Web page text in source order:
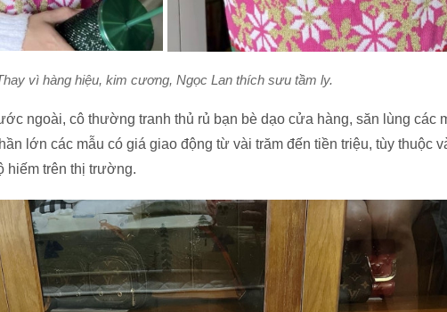
vì hàng hiệu, kim cương, Ngọc Lan thích sưu tầm ly.
ngoài, cô thường tranh thủ rủ bạn bè dạo cửa hàng, săn lùng các
lớn các mẫu có giá giao động từ vài trăm đến tiền triệu, tùy thuộc
hiếm trên thị trường.